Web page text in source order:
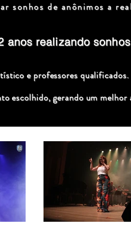
sonhos de anônimos a
anos realizando
e professores
escolhido, gerando um melhor